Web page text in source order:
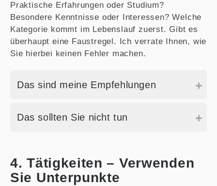
Praktische Erfahrungen oder Studium?
Besondere Kenntnisse oder Interessen? Welche
Kategorie kommt im Lebenslauf zuerst. Gibt es
überhaupt eine Faustregel. Ich verrate Ihnen, wie
Sie hierbei keinen Fehler machen.
Das sind meine Empfehlungen
Das sollten Sie nicht tun
4. Tätigkeiten – Verwenden
Sie Unterpunkte